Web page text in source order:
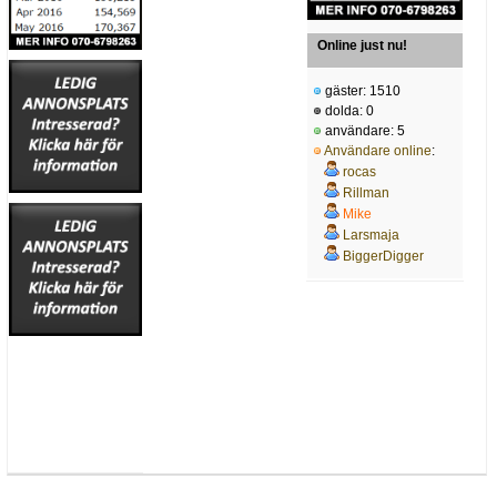
Online just nu!
gäster: 1510
dolda: 0
användare: 5
Användare online:
rocas
Rillman
Mike
Larsmaja
BiggerDigger